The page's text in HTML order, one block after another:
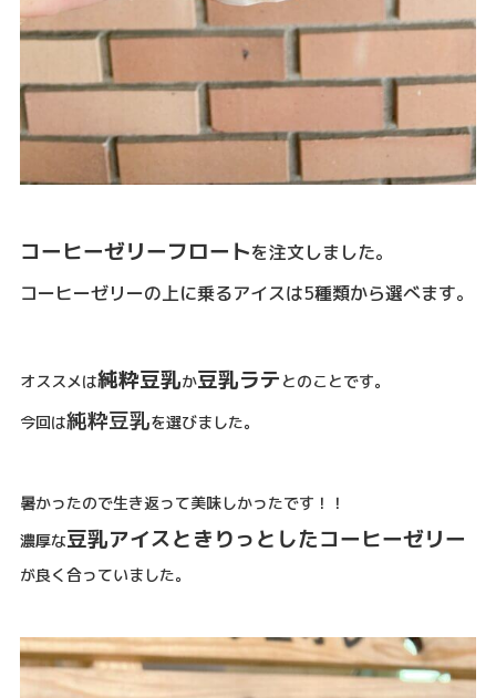
コーヒーゼリーフロートを注文しました。
コーヒーゼリーの上に乗るアイスは5種類から選べます。
オススメは純粋豆乳か豆乳ラテ とのことです。
今回は純粋豆乳を選びました。
暑かったので生き返って美味しかったです！！
濃厚な豆乳アイスときりっとしたコーヒーゼリー
が良く合っていました。